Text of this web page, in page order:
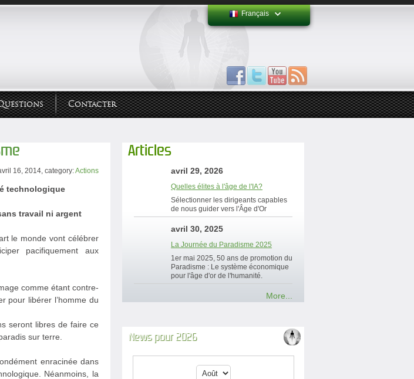
Français
Contacter
16, 2014, category:Actions
technologique
travail ni argent
le monde vont célébrer
pacifiquement aux
comme étant contre-
pour libérer l’homme du
seront libres de faire ce
sur terre.
enracinée dans
Néanmoins, la
Articles
avril 29, 2026
Quelles élites à l'âge de l'IA?
Sélectionner les dirigeants capables
de nous guider vers l'Âge d'Or
avril 30, 2025
La Journée du Paradisme 2025
1er mai 2025, 50 ans de promotion du
Paradisme : Le système économique
pour l'âge d'or de l'humanité.
More...
News pour 2026